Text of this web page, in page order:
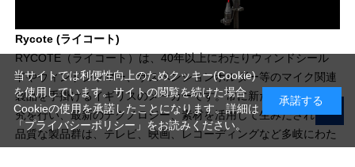
Rycote (ライコート)
RYCOTE（ライコート）は、40年以上にわたりウィンドシール
ドやウィンドジャマー、サスペンションホルダー等のマイク関連
製品を手掛けるイギリスのメーカーです。常に新たな製造法の研
究を行い、最新のテクノロジー、素材を活用して生みだされる高
品質な製品群は、テレビ、映画、レコーディングなど多岐にわた
当サイトでは利便性向上のためクッキー(Cookie)
を使用しています。サイトの閲覧を続けた場合
Cookieの使用を承諾したことになります。詳細は
「プライバシーポリシー」 をお読みください。
承諾する